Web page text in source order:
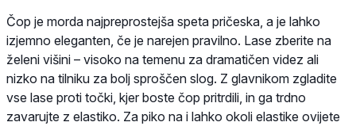
Čop je morda najpreprostejša speta pričeska, a je lahko
izjemno eleganten, če je narejen pravilno. Lase zberite na
želeni višini – visoko na temenu za dramatičen videz ali
nizko na tilniku za bolj sproščen slog. Z glavnikom zgladite
vse lase proti točki, kjer boste čop pritrdili, in ga trdno
zavarujte z elastiko. Za piko na i lahko okoli elastike ovijete